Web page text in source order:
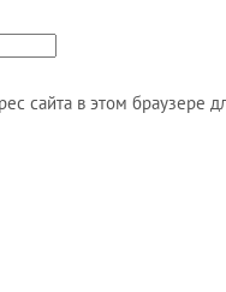
сайта в этом браузере